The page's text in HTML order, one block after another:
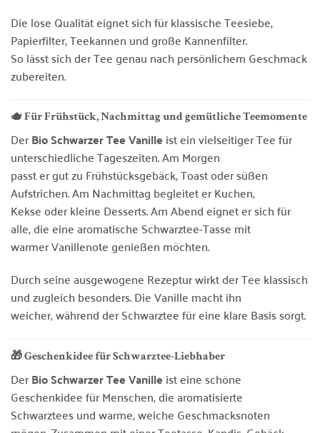
Die lose Qualität eignet sich für klassische Teesiebe,
Papierfilter, Teekannen und große Kannenfilter.
So lässt sich der Tee genau nach persönlichem Geschmack
zubereiten.
🫖 Für Frühstück, Nachmittag und gemütliche Teemomente
DerBio Schwarzer Tee Vanille ist ein vielseitiger Tee für
unterschiedliche Tageszeiten. Am Morgen
passt er gut zu Frühstücksgebäck, Toast oder süßen
Aufstrichen. Am Nachmittag begleitet er Kuchen,
Kekse oder kleine Desserts. Am Abend eignet er sich für
alle, die eine aromatische Schwarztee-Tasse mit
warmer Vanillenote genießen möchten.
Durch seine ausgewogene Rezeptur wirkt der Tee klassisch
und zugleich besonders. Die Vanille macht ihn
weicher, während der Schwarztee für eine klare Basis sorgt.
🎁 Geschenkidee für Schwarztee-Liebhaber
DerBio Schwarzer Tee Vanille ist eine schöne
Geschenkidee für Menschen, die aromatisierte
Schwarztees und warme, weiche Geschmacksnoten